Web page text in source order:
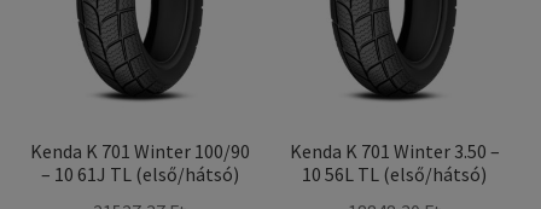
Kenda K 701 Winter 100/90
– 10 61J TL (első/hátsó)
Kenda K 701 Winter 3.50 –
10 56L TL (első/hátsó)